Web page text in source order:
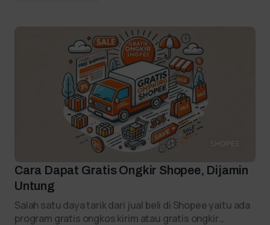
Cara Dapat Gratis Ongkir Shopee, Dijamin
Untung
Salah satu daya tarik dari jual beli di Shopee yaitu ada
program gratis ongkos kirim atau gratis ongkir…